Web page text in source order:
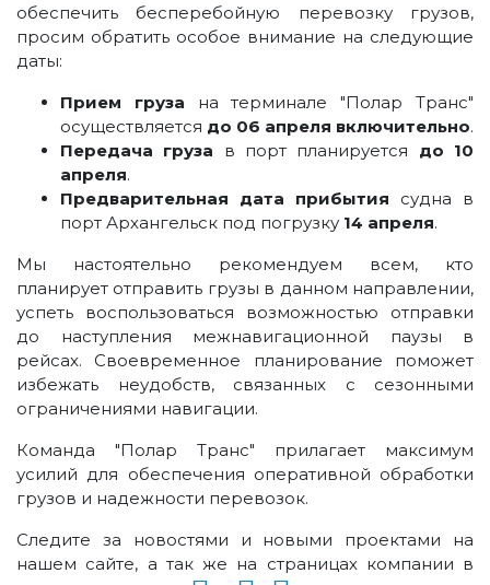
обеспечить бесперебойную перевозку грузов,
просим обратить особое внимание на следующие
даты:
Прием груза на терминале "Полар Транс"
осуществляется до 06 апреля включительно.
Передача груза в порт планируется до 10
апреля.
Предварительная дата прибытия судна в
порт Архангельск под погрузку 14 апреля.
Мы настоятельно рекомендуем всем, кто
планирует отправить грузы в данном направлении,
успеть воспользоваться возможностью отправки
до наступления межнавигационной паузы в
рейсах. Своевременное планирование поможет
избежать неудобств, связанных с сезонными
ограничениями навигации.
Команда "Полар Транс" прилагает максимум
усилий для обеспечения оперативной обработки
грузов и надежности перевозок.
Следите за новостями и новыми проектами на
нашем сайте, а так же на страницах компании в